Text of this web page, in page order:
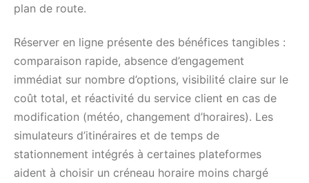
plan de route.
Réserver en ligne présente des bénéfices tangibles :
comparaison rapide, absence d’engagement
immédiat sur nombre d’options, visibilité claire sur le
coût total, et réactivité du service client en cas de
modification (météo, changement d’horaires). Les
simulateurs d’itinéraires et de temps de
stationnement intégrés à certaines plateformes
aident à choisir un créneau horaire moins chargé